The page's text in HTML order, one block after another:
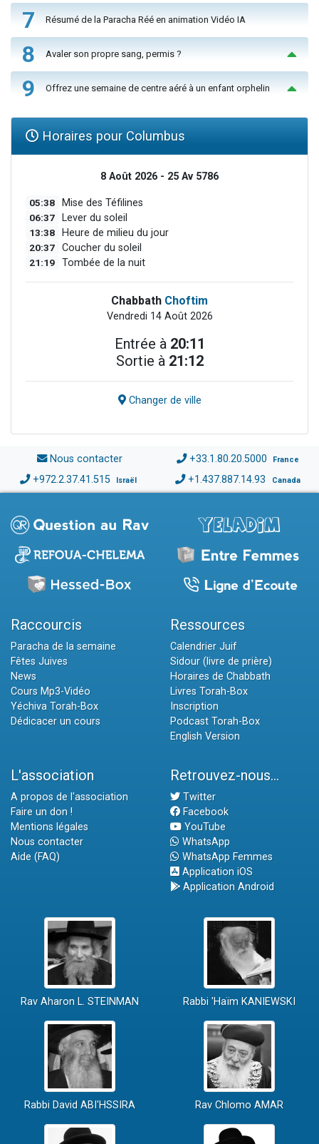
7 Résumé de la Paracha Réé en animation Vidéo IA
8 Avaler son propre sang, permis ?
9 Offrez une semaine de centre aéré à un enfant orphelin
Horaires pour Columbus
8 Août 2026 - 25 Av 5786
05:38 Mise des Téfilines
06:37 Lever du soleil
13:38 Heure de milieu du jour
20:37 Coucher du soleil
21:19 Tombée de la nuit
Chabbath Choftim
Vendredi 14 Août 2026
Entrée à 20:11
Sortie à 21:12
Changer de ville
Nous contacter +33.1.80.20.5000 France
+972.2.37.41.515 Israël +1.437.887.14.93 Canada
Raccourcis
Paracha de la semaine
Fêtes Juives
News
Cours Mp3-Vidéo
Yéchiva Torah-Box
Dédicacer un cours
Ressources
Calendrier Juif
Sidour (livre de prière)
Horaires de Chabbath
Livres Torah-Box
Inscription
Podcast Torah-Box
English Version
L'association
A propos de l'association
Faire un don !
Mentions légales
Nous contacter
Aide (FAQ)
Retrouvez-nous...
Twitter
Facebook
YouTube
WhatsApp
WhatsApp Femmes
Application iOS
Application Android
Rav Aharon L. STEINMAN Rabbi 'Haïm KANIEWSKI
Rabbi David ABI'HSSIRA Rav Chlomo AMAR